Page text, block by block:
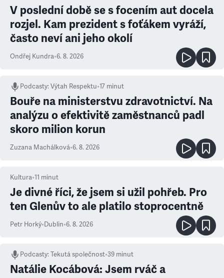
V poslední době se s focením aut docela
rozjel. Kam prezident s foťákem vyráží,
často neví ani jeho okolí
Ondřej Kundra•6. 8. 2026
Podcasty:Výtah Respektu•17 minut
Bouře na ministerstvu zdravotnictví. Na
analýzu o efektivitě zaměstnanců padl
skoro milion korun
Zuzana Machálková•6. 8. 2026
Kultura•11 minut
Je divné říci, že jsem si užil pohřeb. Pro
ten Glenův to ale platilo stoprocentně
Petr Horký•Dublin•6. 8. 2026
Podcasty:Tekutá společnost•39 minut
Natálie Kocábová: Jsem rváč a